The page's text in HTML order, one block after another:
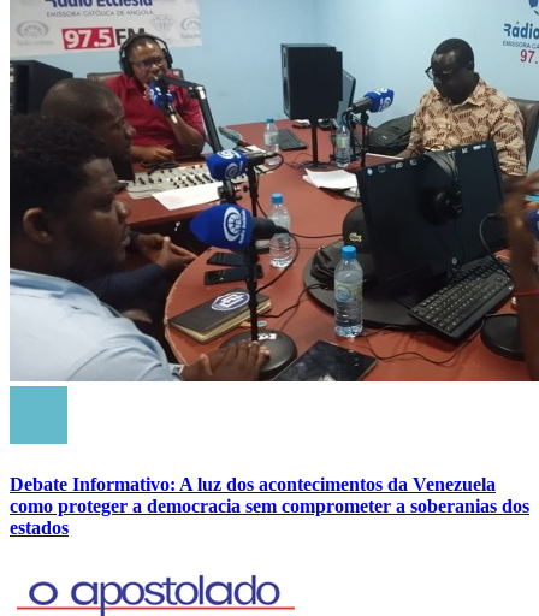
Debate Informativo: A luz dos acontecimentos da Venezuela
como proteger a democracia sem comprometer a soberanias dos
estados